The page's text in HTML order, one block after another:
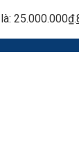
25.000.000₫.